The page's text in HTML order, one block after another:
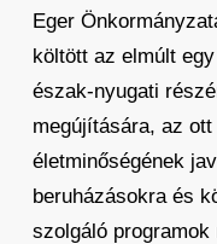
Eger
költött az elmúlt
észak-nyugati
megújítására, az
életminőségének
beruházásokra és
szolgáló